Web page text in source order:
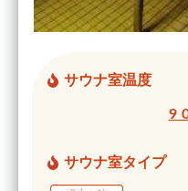
サウナ室温度
サウナ室タイプ